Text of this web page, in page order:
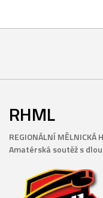
RHML
REGIONÁLNÍ MĚLNICKÁ
Amatérská soutěž s